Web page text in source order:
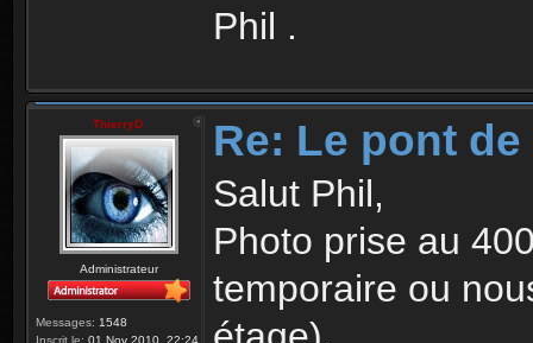
Phil .
ThierryD
Administrateur
Messages: 1548
Inscrit le: 01 Nov 2010, 22:24
Re: Le pont
Salut Phil,
Photo prise au
temporaire ou